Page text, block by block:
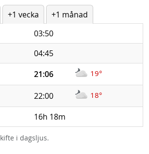
+1 vecka
+1 månad
03:50
04:45
21:06 19°
22:00 18°
16h 18m
i dagsljus.